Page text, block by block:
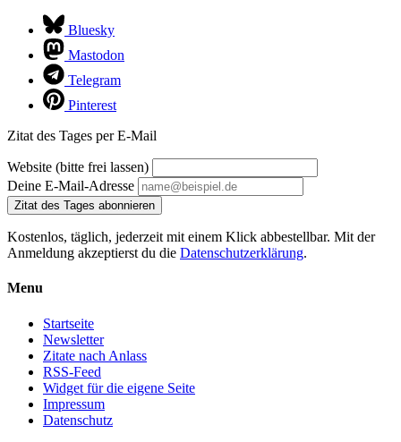
Bluesky
Mastodon
Telegram
Pinterest
Zitat des Tages per E-Mail
Website (bitte frei lassen)
Deine E-Mail-Adresse
Zitat des Tages abonnieren
Kostenlos, täglich, jederzeit mit einem Klick abbestellbar. Mit der
Anmeldung akzeptierst du die Datenschutzerklärung.
Menu
Startseite
Newsletter
Zitate nach Anlass
RSS-Feed
Widget für die eigene Seite
Impressum
Datenschutz